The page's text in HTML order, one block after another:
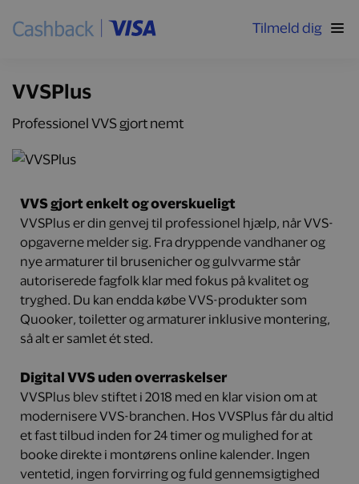
Tilmeld dig
VVSPlus
Professionel VVS gjort nemt
VVS gjort enkelt og overskueligt
VVSPlus er din genvej til professionel hjælp, når VVS-
opgaverne melder sig. Fra dryppende vandhaner og
nye armaturer til brusenicher og gulvvarme står
autoriserede fagfolk klar med fokus på kvalitet og
tryghed. Du kan endda købe VVS-produkter som
Quooker, toiletter og armaturer inklusive montering,
så alt er samlet ét sted.
Digital VVS uden overraskelser
VVSPlus blev stiftet i 2018 med en klar vision om at
modernisere VVS-branchen. Hos VVSPlus får du altid
et fast tilbud inden for 24 timer og mulighed for at
booke direkte i montørens online kalender. Ingen
ventetid, ingen forvirring og fuld gennemsigtighed